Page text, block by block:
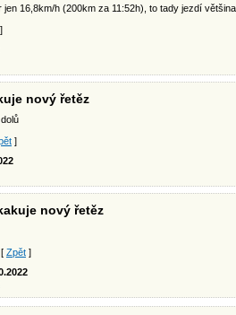
16,8km/h (200km za 11:52h), to tady jezdí
]
nový řetěz
]
nový řetěz
Zpět ]